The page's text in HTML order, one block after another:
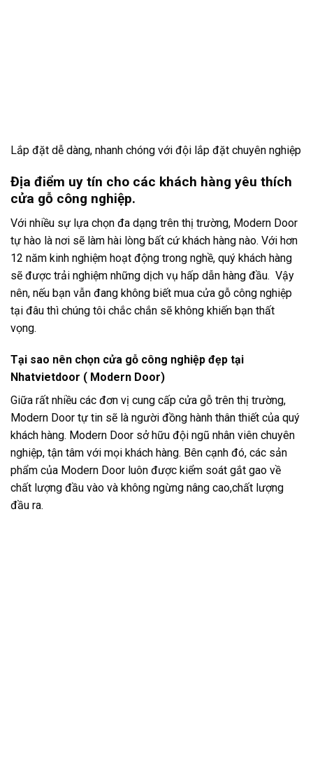
Lắp đặt dễ dàng, nhanh chóng với đội lắp đặt chuyên nghiệp
Địa điểm uy tín cho các khách hàng yêu thích
cửa gỗ công nghiệp.
Với nhiều sự lựa chọn đa dạng trên thị trường, Modern Door
tự hào là nơi sẽ làm hài lòng bất cứ khách hàng nào. Với hơn
12 năm kinh nghiệm hoạt động trong nghề, quý khách hàng
sẽ được trải nghiệm những dịch vụ hấp dẫn hàng đầu. Vậy
nên, nếu bạn vẫn đang không biết mua cửa gỗ công nghiệp
tại đâu thì chúng tôi chắc chắn sẽ không khiến bạn thất
vọng.
Tại sao nên chọn cửa gỗ công nghiệp đẹp tại
Nhatvietdoor ( Modern Door)
Giữa rất nhiều các đơn vị cung cấp cửa gỗ trên thị trường,
Modern Door tự tin sẽ là người đồng hành thân thiết của quý
khách hàng. Modern Door sở hữu đội ngũ nhân viên chuyên
nghiệp, tận tâm với mọi khách hàng. Bên cạnh đó, các sản
phẩm của Modern Door luôn được kiểm soát gắt gao về
chất lượng đầu vào và không ngừng nâng cao,chất lượng
đầu ra.